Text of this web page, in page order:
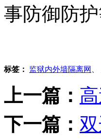
事防御防
标签： 监狱内外墙隔离网
上一篇：
下一篇：